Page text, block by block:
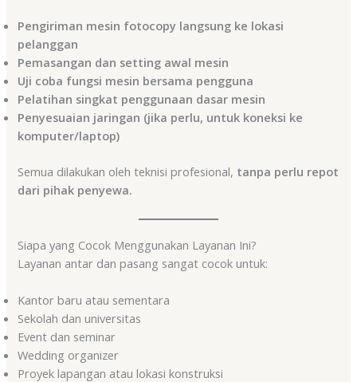
Pengiriman mesin fotocopy langsung ke lokasi
pelanggan
Pemasangan dan setting awal mesin
Uji coba fungsi mesin bersama pengguna
Pelatihan singkat penggunaan dasar mesin
Penyesuaian jaringan (jika perlu, untuk koneksi ke
komputer/laptop)
Semua dilakukan oleh teknisi profesional, tanpa perlu repot
dari pihak penyewa.
Siapa yang Cocok Menggunakan Layanan Ini?
Layanan antar dan pasang sangat cocok untuk:
Kantor baru atau sementara
Sekolah dan universitas
Event dan seminar
Wedding organizer
Proyek lapangan atau lokasi konstruksi